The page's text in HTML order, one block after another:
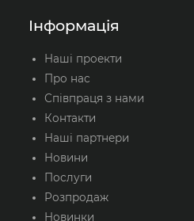
Інформація
Наші проекти
Про нас
Співпраця з нами
Контакти
Наші партнери
Новини
Послуги
Розпродаж
Новинки